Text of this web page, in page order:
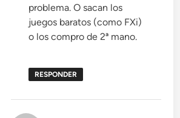
problema. O sacan los
juegos baratos (como FXi)
o los compro de 2ª mano.
RESPONDER